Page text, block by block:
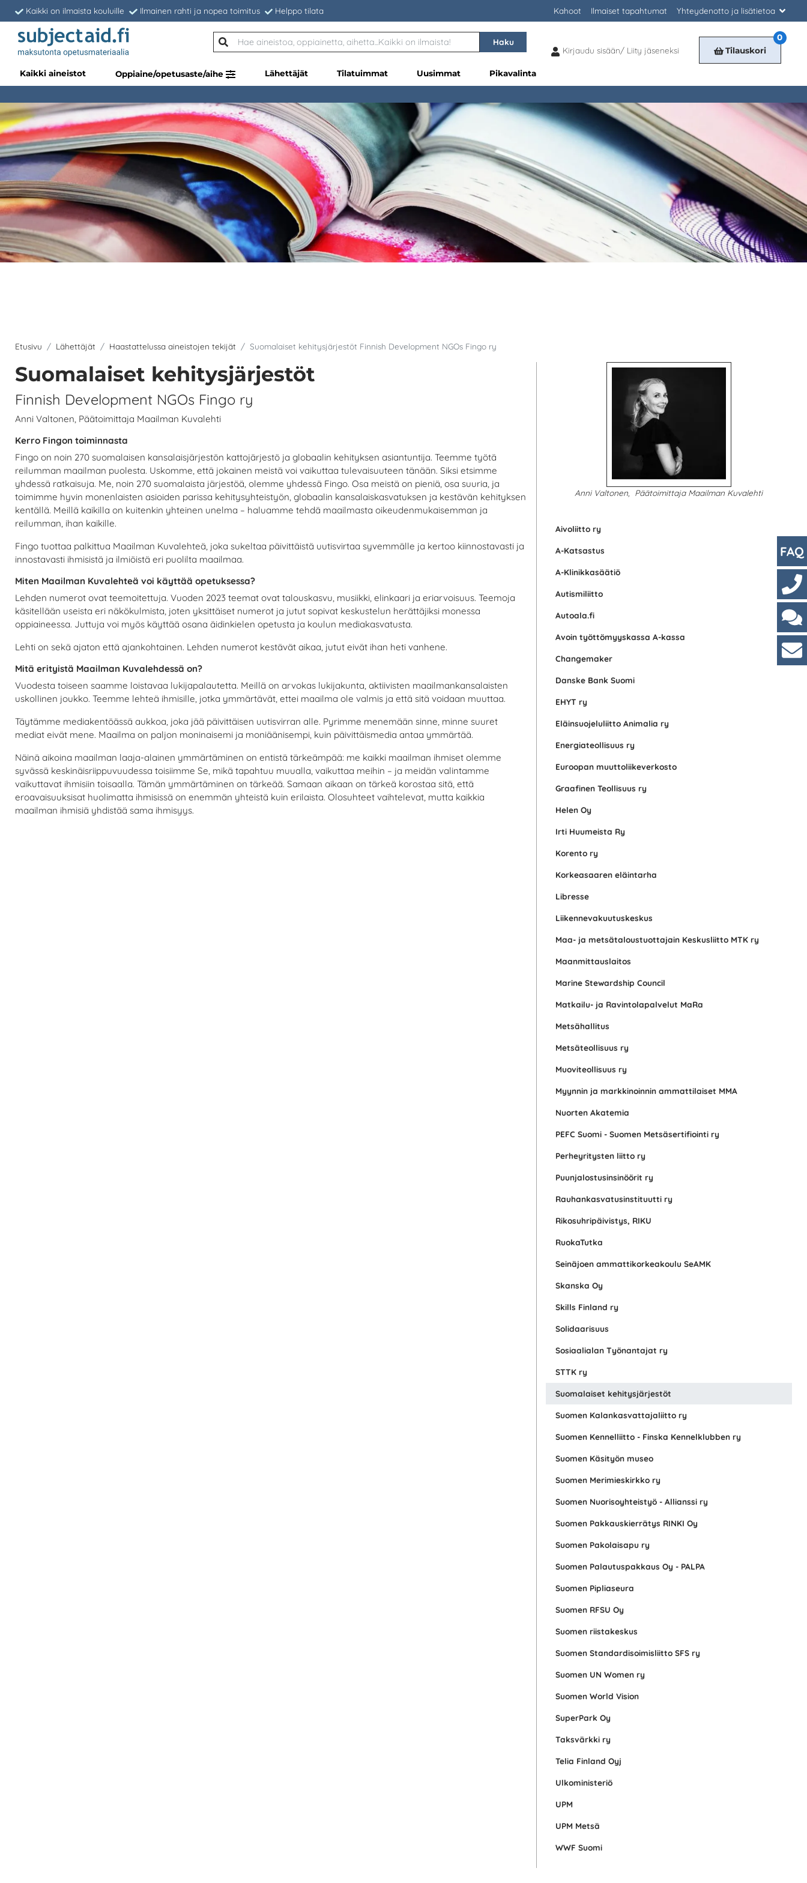
Kirjaudu sisään/ Liity jäseneksi
Liity
Kaikki on ilmaista kouluille Ilmainen rahti ja nopea toimitus Helppo tilata Kahoot Ilmaiset tapahtumat Yhteydenotto ja lisätietoa
Haku
Tilauskori
0
Kaikki aineistot Oppiaine/opetusaste/aihe Lähettäjät Tilatuimmat Uusimmat Pikavalinta
Etusivu Lähettäjät Haastattelussa aineistojen tekijät Suomalaiset kehitysjärjestöt Finnish Development NGOs Fingo ry
Suomalaiset kehitysjärjestöt
Finnish Development NGOs Fingo ry
Anni Valtonen, Päätoimittaja Maailman Kuvalehti
Kerro Fingon toiminnasta
Fingo on noin 270 suomalaisen kansalaisjärjestön kattojärjestö ja globaalin kehityksen asiantuntija. Teemme työtä
reilumman maailman puolesta. Uskomme, että jokainen meistä voi vaikuttaa tulevaisuuteen tänään. Siksi etsimme
yhdessä ratkaisuja. Me, noin 270 suomalaista järjestöä, olemme yhdessä Fingo. Osa meistä on pieniä, osa suuria, ja
toimimme hyvin monenlaisten asioiden parissa kehitysyhteistyön, globaalin kansalaiskasvatuksen ja kestävän kehityksen
kentällä. Meillä kaikilla on kuitenkin yhteinen unelma – haluamme tehdä maailmasta oikeudenmukaisemman ja
reilumman, ihan kaikille.
Fingo tuottaa palkittua Maailman Kuvalehteä, joka sukeltaa päivittäistä uutisvirtaa syvemmälle ja kertoo kiinnostavasti ja
innostavasti ihmisistä ja ilmiöistä eri puolilta maailmaa.
Miten Maailman Kuvalehteä voi käyttää opetuksessa?
Lehden numerot ovat teemoitettuja. Vuoden 2023 teemat ovat talouskasvu, musiikki, elinkaari ja eriarvoisuus. Teemoja
käsitellään useista eri näkökulmista, joten yksittäiset numerot ja jutut sopivat keskustelun herättäjiksi monessa
oppiaineessa. Juttuja voi myös käyttää osana äidinkielen opetusta ja koulun mediakasvatusta.
Lehti on sekä ajaton että ajankohtainen. Lehden numerot kestävät aikaa, jutut eivät ihan heti vanhene.
Mitä erityistä Maailman Kuvalehdessä on?
Vuodesta toiseen saamme loistavaa lukijapalautetta. Meillä on arvokas lukijakunta, aktiivisten maailmankansalaisten
uskollinen joukko. Teemme lehteä ihmisille, jotka ymmärtävät, ettei maailma ole valmis ja että sitä voidaan muuttaa.
Täytämme mediakentöässä aukkoa, joka jää päivittäisen uutisvirran alle. Pyrimme menemään sinne, minne suuret
mediat eivät mene. Maailma on paljon moninaisemi ja moniäänisempi, kuin päivittäismedia antaa ymmärtää.
Näinä aikoina maailman laaja-alainen ymmärtäminen on entistä tärkeämpää: me kaikki maailman ihmiset olemme
syvässä keskinäisriippuvuudessa toisiimme Se, mikä tapahtuu muualla, vaikuttaa meihin – ja meidän valintamme
vaikuttavat ihmisiin toisaalla. Tämän ymmärtäminen on tärkeää. Samaan aikaan on tärkeä korostaa sitä, että
eroavaisuuksisat huolimatta ihmisissä on enemmän yhteistä kuin erilaista. Olosuhteet vaihtelevat, mutta kaikkia
maailman ihmisiä yhdistää sama ihmisyys.
Anni Valtonen, Päätoimittaja Maailman Kuvalehti
Aivoliitto ry
A-Katsastus
A-Klinikkasäätiö
Autismiliitto
Autoala.fi
Avoin työttömyyskassa A-kassa
Changemaker
Danske Bank Suomi
EHYT ry
Eläinsuojeluliitto Animalia ry
Energiateollisuus ry
Euroopan muuttoliikeverkosto
Graafinen Teollisuus ry
Helen Oy
Irti Huumeista Ry
Korento ry
Korkeasaaren eläintarha
Libresse
Liikennevakuutuskeskus
Maa- ja metsätaloustuottajain Keskusliitto MTK ry
Maanmittauslaitos
Marine Stewardship Council
Matkailu- ja Ravintolapalvelut MaRa
Metsähallitus
Metsäteollisuus ry
Muoviteollisuus ry
Myynnin ja markkinoinnin ammattilaiset MMA
Nuorten Akatemia
PEFC Suomi - Suomen Metsäsertifiointi ry
Perheyritysten liitto ry
Puunjalostusinsinöörit ry
Rauhankasvatusinstituutti ry
Rikosuhripäivistys, RIKU
RuokaTutka
Seinäjoen ammattikorkeakoulu SeAMK
Skanska Oy
Skills Finland ry
Solidaarisuus
Sosiaalialan Työnantajat ry
STTK ry
Suomalaiset kehitysjärjestöt
Suomen Kalankasvattajaliitto ry
Suomen Kennelliitto - Finska Kennelklubben ry
Suomen Käsityön museo
Suomen Merimieskirkko ry
Suomen Nuorisoyhteistyö - Allianssi ry
Suomen Pakkauskierrätys RINKI Oy
Suomen Pakolaisapu ry
Suomen Palautuspakkaus Oy - PALPA
Suomen Pipliaseura
Suomen RFSU Oy
Suomen riistakeskus
Suomen Standardisoimisliitto SFS ry
Suomen UN Women ry
Suomen World Vision
SuperPark Oy
Taksvärkki ry
Telia Finland Oyj
Ulkoministeriö
UPM
UPM Metsä
WWF Suomi
FAQ